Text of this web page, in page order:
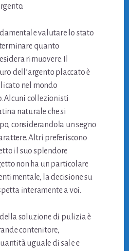
valutare lo stato
quanto
rimuovere. Il
dell’argento placcato è
nel mondo
Alcuni collezionisti
naturale che si
considerandola un segno
Altri preferiscono
il suo splendore
non ha un particolare
la decisione su
interamente a voi.
soluzione di pulizia è
contenitore,
uguale di sale e